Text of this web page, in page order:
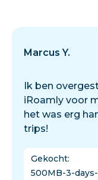
Marcus Y.
Ik ben
iRoamly voor
het was erg
trips!
Gekocht:
500MB-3-